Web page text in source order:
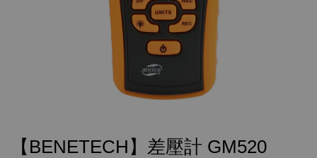
【BENETECH】差壓計 GM520